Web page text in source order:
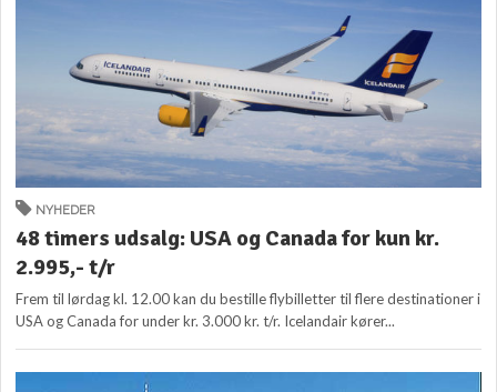
NYHEDER
48 timers udsalg: USA og Canada for kun kr.
2.995,- t/r
Frem til lørdag kl. 12.00 kan du bestille flybilletter til flere destinationer i
USA og Canada for under kr. 3.000 kr. t/r. Icelandair kører...